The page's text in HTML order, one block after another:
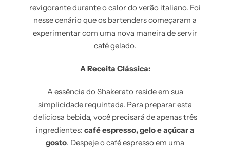
revigorante durante o calor do verão italiano. Foi
nesse cenário que os bartenders começaram a
experimentar com uma nova maneira de servir
café gelado.
A Receita Clássica:
A essência do Shakerato reside em sua
simplicidade requintada. Para preparar esta
deliciosa bebida, você precisará de apenas três
ingredientes: café espresso, gelo e açúcar a
gosto. Despeje o café espresso em uma